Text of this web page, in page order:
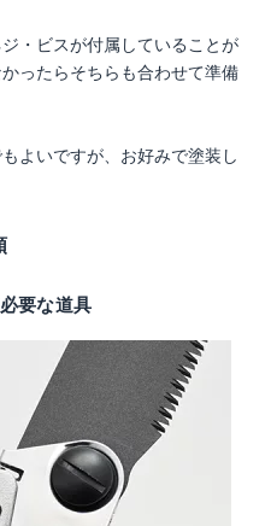
・ビスが付属していることが
ったらそちらも合わせて準備
よいですが、お好みで塗装し
要な道具